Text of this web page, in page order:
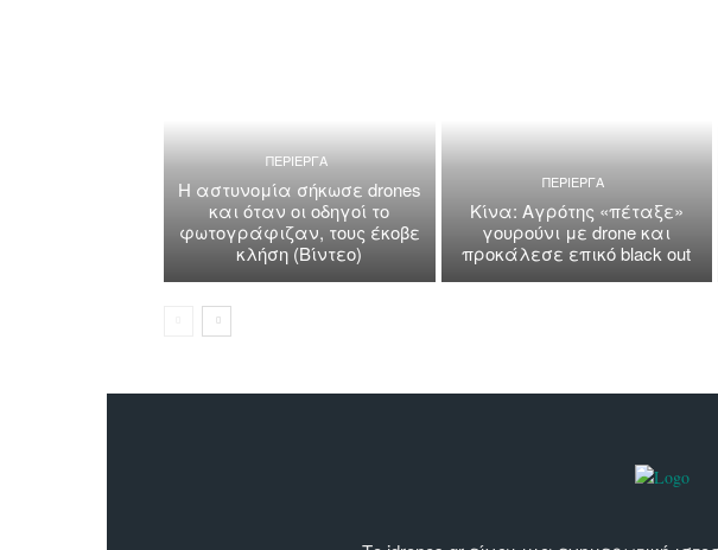
ΠΕΡΙΕΡΓΑ
Η αστυνομία σήκωσε drones
και όταν οι οδηγοί το
φωτογράφιζαν, τους έκοβε
κλήση (Βίντεο)
ΠΕΡΙΕΡΓΑ
Κίνα: Αγρότης «πέταξε»
γουρούνι με drone και
προκάλεσε επικό black out